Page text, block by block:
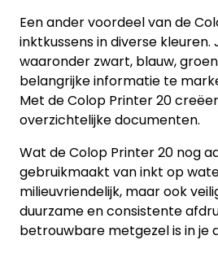
Een ander voordeel van de
inktkussens in diverse
waaronder zwart, blauw,
belangrijke informatie te
Met de Colop Printer 20
overzichtelijke documenten.
Wat de Colop Printer 20 nog
gebruikmaakt van inkt op
milieuvriendelijk, maar ook
duurzame en consistente
betrouwbare metgezel is in je